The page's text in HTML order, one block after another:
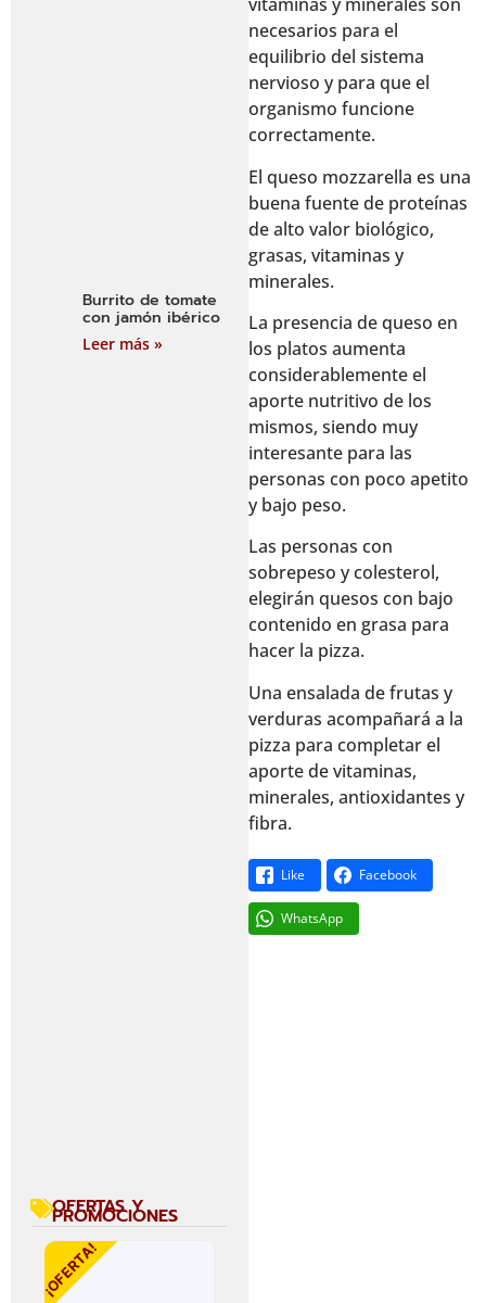
Burrito de tomate
con jamón ibérico
Leer más »
OFERTAS Y
PROMOCIONES
¡OFERTA!
necesarios para el
equilibrio del sistema
nervioso y para que el
organismo funcione
correctamente.
El queso mozzarella es una
buena fuente de proteínas
de alto valor biológico,
grasas, vitaminas y
minerales.
La presencia de queso en
los platos aumenta
considerablemente el
aporte nutritivo de los
mismos, siendo muy
interesante para las
personas con poco apetito
y bajo peso.
Las personas con
sobrepeso y colesterol,
elegirán quesos con bajo
contenido en grasa para
hacer la pizza.
Una ensalada de frutas y
verduras acompañará a la
pizza para completar el
aporte de vitaminas,
minerales, antioxidantes y
fibra.
Like Facebook
WhatsApp